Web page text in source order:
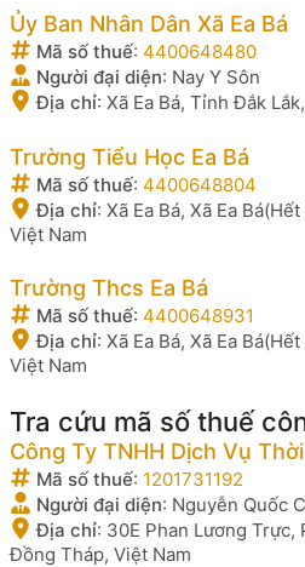
Ủy Ban Nhân Dân Xã Ea Bá
Mã số thuế: 4400648480
Người đại diện: Nay Y Sôn
Địa chỉ: Xã Ea Bá, Tỉnh Đắk
Trường Tiểu Học Ea Bá
Mã số thuế: 4400648804
Địa chỉ: Xã Ea Bá, Xã Ea
Việt Nam
Trường Thcs Ea Bá
Mã số thuế: 4400648931
Địa chỉ: Xã Ea Bá, Xã Ea
Việt Nam
Tra cứu mã số thuế
Công Ty TNHH Dịch Vụ
Mã số thuế: 1201731192
Người đại diện: Nguyễn Quốc
Địa chỉ: 30E Phan Lương
Đồng Tháp, Việt Nam